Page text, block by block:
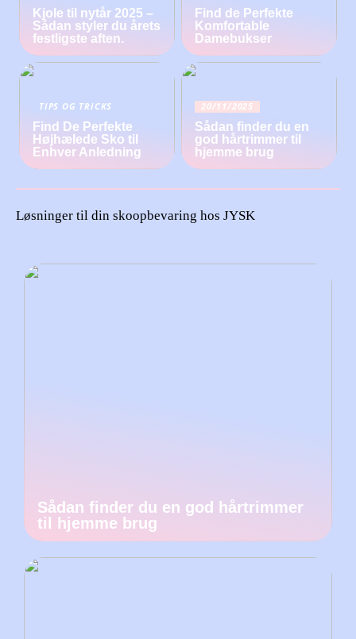
Kjole til nytår 2025 –
Sådan styler du årets
festligste aften.
Find de Perfekte
Komfortable
Damebukser
TIPS OG TRICKS
Find De Perfekte
Højhælede Sko til
Enhver Anledning
20/11/2025
Sådan finder du en
god hårtrimmer til
hjemme brug
Løsninger til din skoopbevaring hos JYSK
Sådan finder du en god hårtrimmer
til hjemme brug